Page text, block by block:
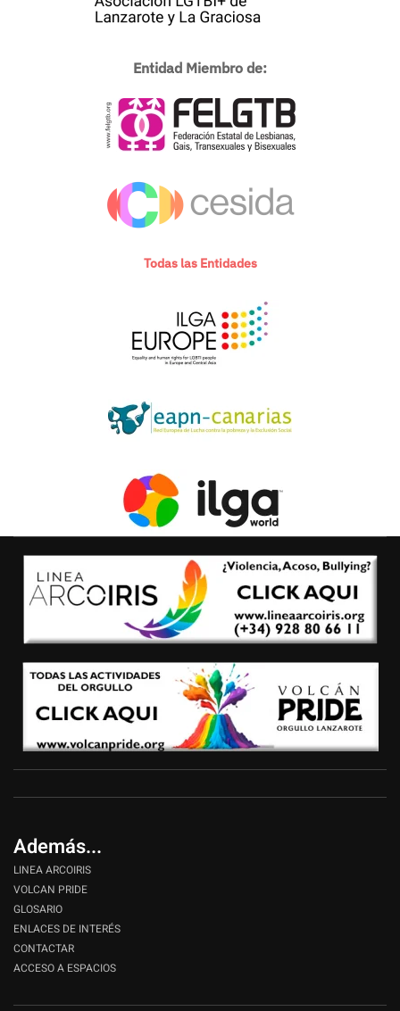
Entidad Miembro de:
Todas las Entidades
Además...
LINEA ARCOIRIS
VOLCAN PRIDE
GLOSARIO
ENLACES DE INTERÉS
CONTACTAR
ACCESO A ESPACIOS